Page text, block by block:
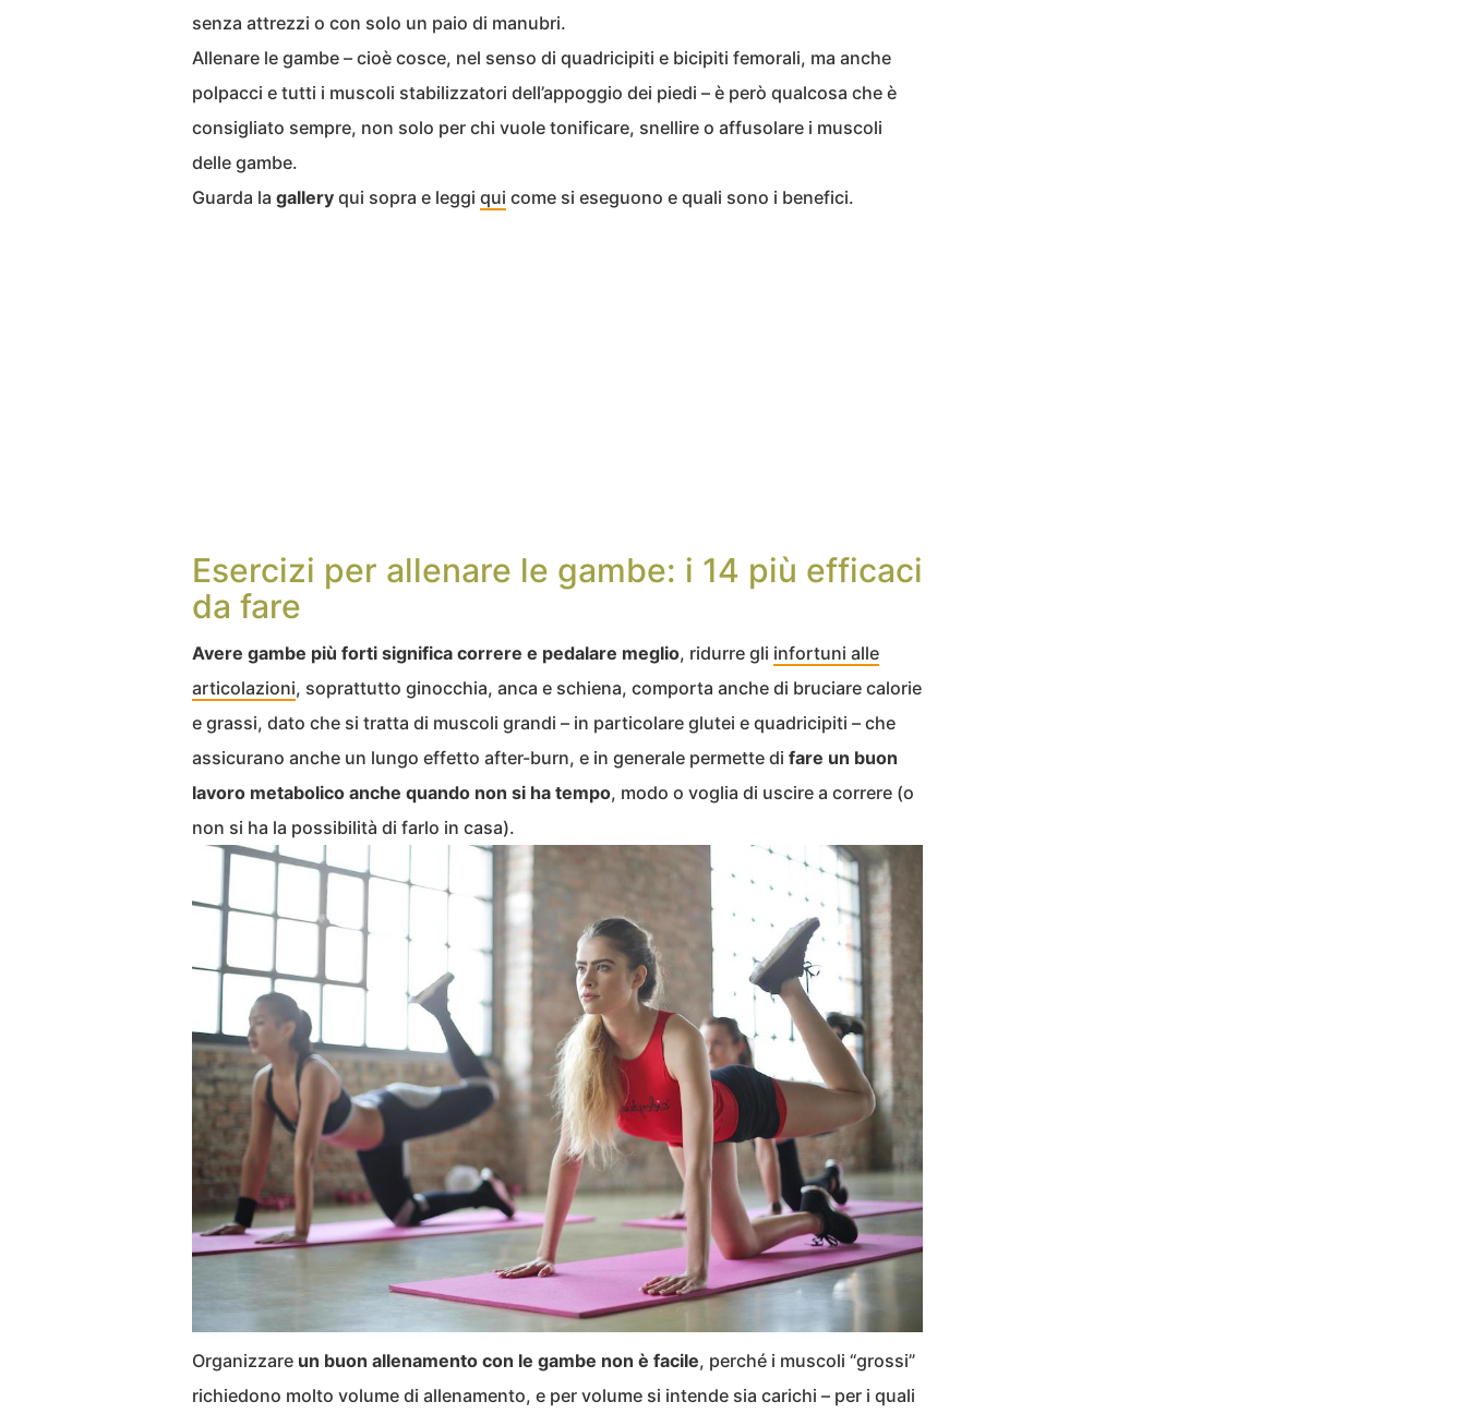
senza attrezzi o con solo un paio di manubri.
Allenare le gambe – cioè cosce, nel senso di quadricipiti e bicipiti femorali, ma anche
polpacci e tutti i muscoli stabilizzatori dell’appoggio dei piedi – è però qualcosa che è
consigliato sempre, non solo per chi vuole tonificare, snellire o affusolare i muscoli
delle gambe.
Guarda la gallery qui sopra e leggi qui come si eseguono e quali sono i benefici.
Esercizi per allenare le gambe: i 14 più efficaci
da fare
Avere gambe più forti significa correre e pedalare meglio, ridurre gli infortuni alle
articolazioni, soprattutto ginocchia, anca e schiena, comporta anche di bruciare calorie
e grassi, dato che si tratta di muscoli grandi – in particolare glutei e quadricipiti – che
assicurano anche un lungo effetto after-burn, e in generale permette di fare un buon
lavoro metabolico anche quando non si ha tempo, modo o voglia di uscire a correre (o
non si ha la possibilità di farlo in casa).
Organizzare un buon allenamento con le gambe non è facile, perché i muscoli “grossi”
richiedono molto volume di allenamento, e per volume si intende sia carichi – per i quali